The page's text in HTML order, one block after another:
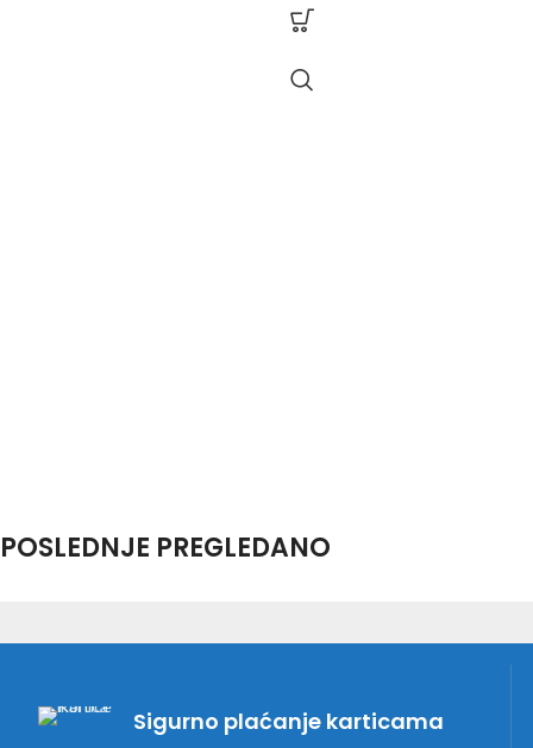
POSLEDNJE PREGLEDANO
Sigurno plaćanje karticama